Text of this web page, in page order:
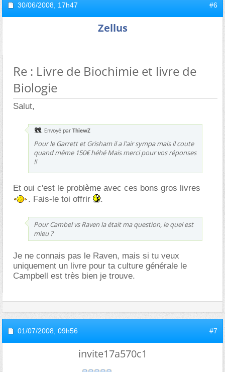
30/06/2008, 17h47 #6
Zellus
Re : Livre de Biochimie et livre de
Biologie
Salut,
Envoyé par ThiewZ
Pour le Garrett et Grisham il a l'air sympa mais il coute
quand même 150€ héhé Mais merci pour vos réponses
!!
Et oui c'est le problème avec ces bons gros livres
. Fais-le toi offrir
.
Pour Cambel vs Raven la était ma question, le quel est
mieu ?
Je ne connais pas le Raven, mais si tu veux
uniquement un livre pour ta culture générale le
Campbell est très bien je trouve.
01/07/2008, 09h56 #7
invite17a570c1